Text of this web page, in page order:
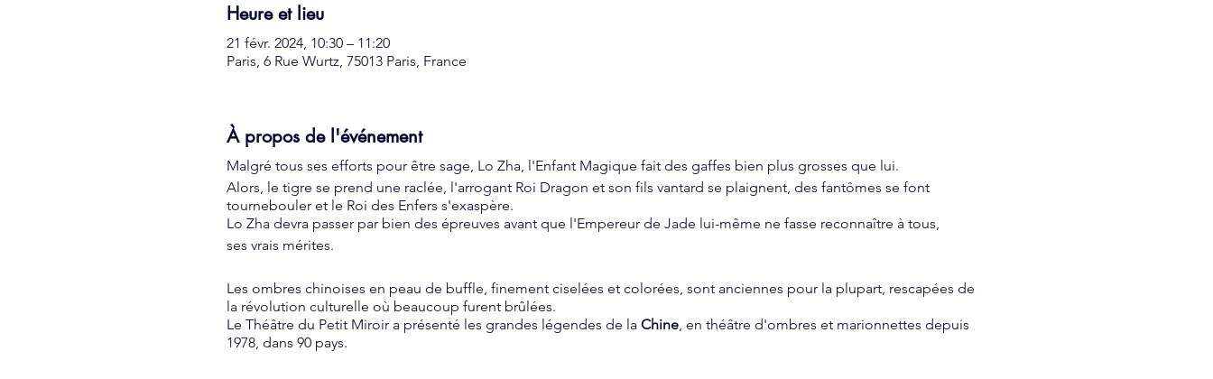
Heure et lieu
21 févr. 2024, 10:30 – 11:20
Paris, 6 Rue Wurtz, 75013 Paris, France
À propos de l'événement
Malgré tous ses efforts pour être sage, Lo Zha, l'Enfant Magique fait des gaffes bien plus grosses que lui.
Alors, le tigre se prend une raclée, l'arrogant Roi Dragon et son fils vantard se plaignent, des fantômes se font
tournebouler et le Roi des Enfers s'exaspère.
Lo Zha devra passer par bien des épreuves avant que l'Empereur de Jade lui-même ne fasse reconnaître à tous,
ses vrais mérites.
Les ombres chinoises en peau de buffle, finement ciselées et colorées, sont anciennes pour la plupart, rescapées de
la révolution culturelle où beaucoup furent brûlées.
Le Théâtre du Petit Miroir a présenté les grandes légendes de la Chine, en théâtre d'ombres et marionnettes depuis
1978, dans 90 pays.